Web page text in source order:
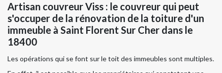
Artisan couvreur Viss : le couvreur qui peut
s'occuper de la rénovation de la toiture d'un
immeuble à Saint Florent Sur Cher dans le
18400
Les opérations qui se font sur le toit des immeubles sont multiples.